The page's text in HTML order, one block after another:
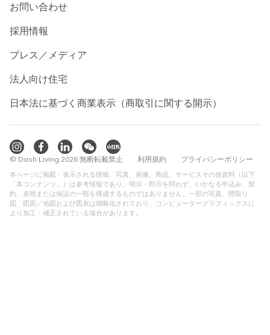
お問い合わせ
採用情報
プレス／メディア
法人向け住宅
日本法に基づく商業表示（商取引に関する開示）
© Dash Living 2026 無断転載禁止 利用規約 プライバシーポリシー
本ページに掲載・表示される情報、写真、画像、商品、サービスその他資料（以下
「本コンテンツ」）は参考情報であり、明示・黙示を問わず、いかなる申込み、契
約、表明または保証の一部を構成するものではありません。一部の写真、間取り
図、図面／地図および図表は簡略化されており、コンピューターグラフィックスに
より加工・補正されている場合があります。